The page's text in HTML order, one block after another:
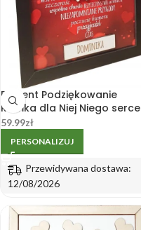
Prezent Podziękowanie
Ramka dla Niej Niego serce
3D
59.99zł
PERSONALIZUJ
Przewidywana dostawa:
12/08/2026